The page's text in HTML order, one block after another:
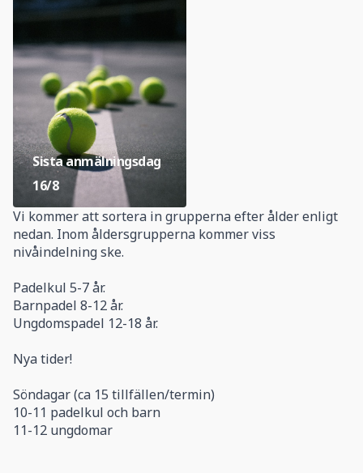
Sista anmälningsdag
16/8
Vi kommer att sortera in grupperna efter ålder enligt
nedan. Inom åldersgrupperna kommer viss
nivåindelning ske.
Padelkul 5-7 år.
Barnpadel 8-12 år.
Ungdomspadel 12-18 år.
Nya tider!
Söndagar (ca 15 tillfällen/termin)
10-11 padelkul och barn
11-12 ungdomar